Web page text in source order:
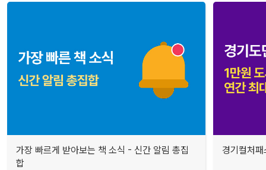
가장 빠르게 받아보는 책 소식 - 신간 알림 총집
합
경기컬처